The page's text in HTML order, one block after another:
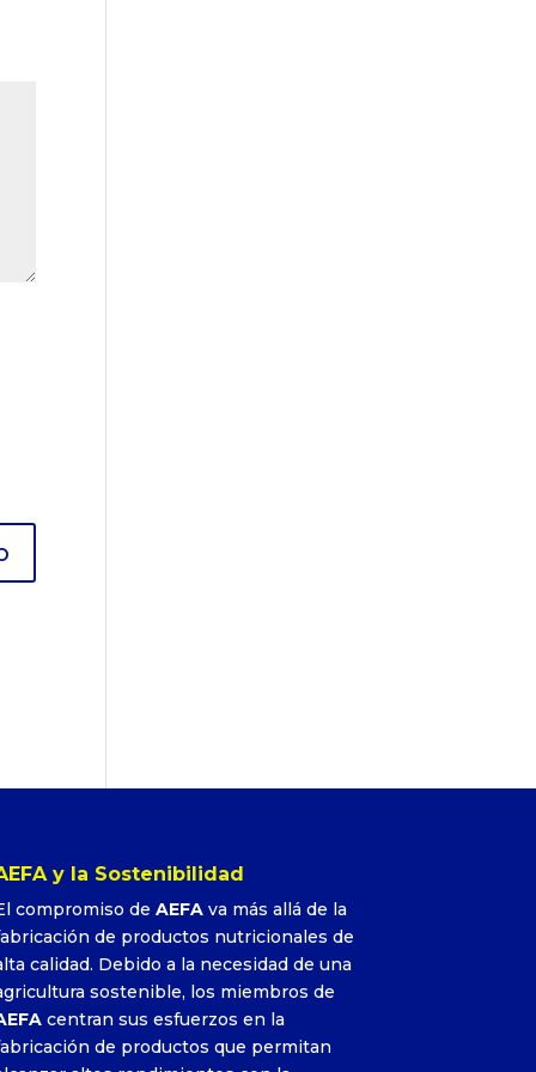
y la Sostenibilidad
compromiso de AEFAva más allá de la
de productos nutricionales de
calidad. Debido a la necesidad de una
sostenible, los miembros de
centran sus esfuerzos en la
de productos que permitan